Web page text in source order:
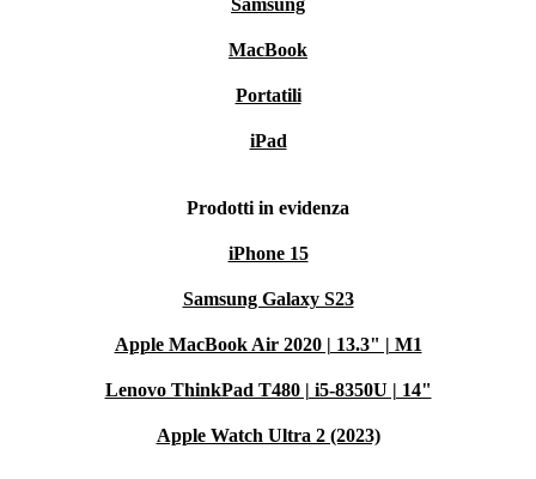
Samsung
MacBook
Portatili
iPad
Prodotti in evidenza
iPhone 15
Samsung Galaxy S23
Apple MacBook Air 2020 | 13.3" | M1
Lenovo ThinkPad T480 | i5-8350U | 14"
Apple Watch Ultra 2 (2023)